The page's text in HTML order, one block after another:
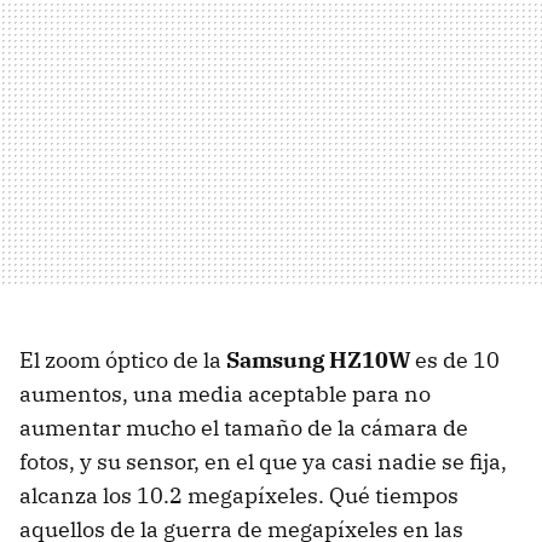
El zoom óptico de la Samsung HZ10Wes de 10
aumentos, una media aceptable para no
aumentar mucho el tamaño de la cámara de
fotos, y su sensor, en el que ya casi nadie se fija,
alcanza los 10.2 megapíxeles. Qué tiempos
aquellos de la guerra de megapíxeles en las